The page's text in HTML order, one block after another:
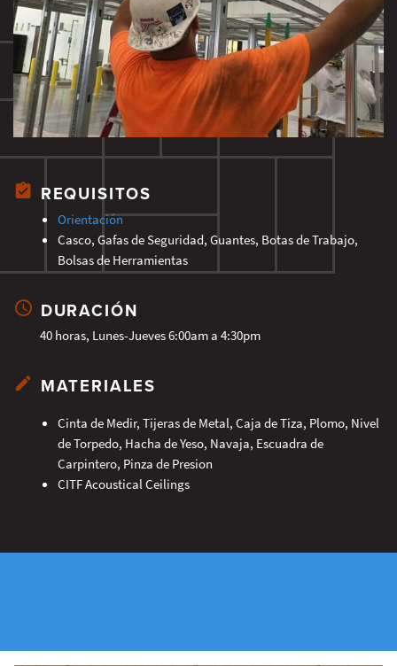
REQUISITOS
Orientación
Casco, Gafas de Seguridad, Guantes, Botas de Trabajo,
Bolsas de Herramientas
DURACIÓN
40 horas, Lunes-Jueves 6:00am a 4:30pm
MATERIALES
Cinta de Medir, Tijeras de Metal, Caja de Tiza, Plomo, Nivel
de Torpedo, Hacha de Yeso, Navaja, Escuadra de
Carpintero, Pinza de Presion
CITF Acoustical Ceilings